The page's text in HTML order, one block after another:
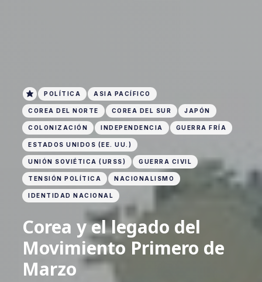
POLÍTICA ASIA PACÍFICO
COREA DEL NORTE COREA DEL SUR JAPÓN
COLONIZACIÓN INDEPENDENCIA GUERRA FRÍA
ESTADOS UNIDOS (EE. UU.)
UNIÓN SOVIÉTICA (URSS) GUERRA CIVIL
TENSIÓN POLÍTICA NACIONALISMO
IDENTIDAD NACIONAL
Corea y el legado del
Movimiento Primero de
Marzo